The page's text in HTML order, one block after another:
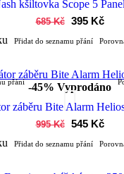
kšiltovka Scope 5
685 Kč
395 Kč
Přidat do seznamu přání
-45% Vyprodáno
přání
záběru Bite Alarm
995 Kč
545 Kč
Přidat do seznamu přání